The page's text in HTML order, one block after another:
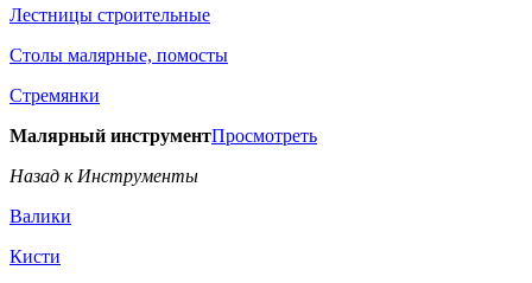
Лестницы строительные
Столы малярные, помосты
Стремянки
Малярный инструментПросмотреть
Назад к Инструменты
Валики
Кисти